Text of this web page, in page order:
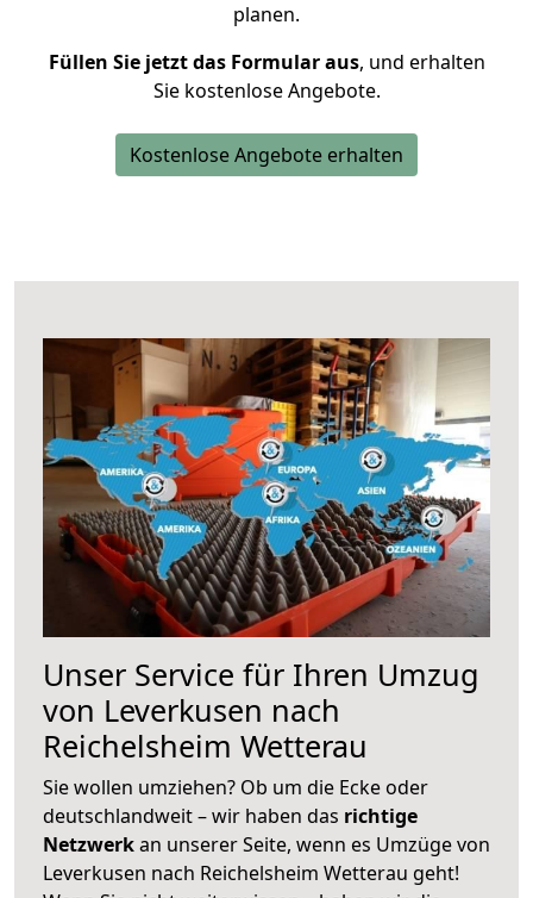
planen.
Füllen Sie jetzt das Formular aus, und erhalten
Sie kostenlose Angebote.
Kostenlose Angebote erhalten
Unser Service für Ihren Umzug
von Leverkusen nach
Reichelsheim Wetterau
Sie wollen umziehen? Ob um die Ecke oder
deutschlandweit – wir haben das richtige
Netzwerkan unserer Seite, wenn es Umzüge von
Leverkusen nach Reichelsheim Wetterau geht!